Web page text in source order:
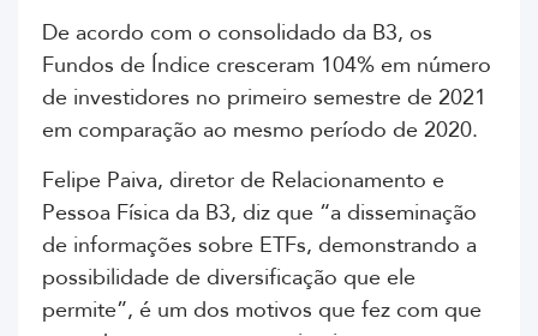
De acordo com o consolidado da B3, os
Fundos de Índice cresceram 104% em número
de investidores no primeiro semestre de 2021
em comparação ao mesmo período de 2020.
Felipe Paiva, diretor de Relacionamento e
Pessoa Física da B3, diz que “a disseminação
de informações sobre ETFs, demonstrando a
possibilidade de diversificação que ele
permite”, é um dos motivos que fez com que